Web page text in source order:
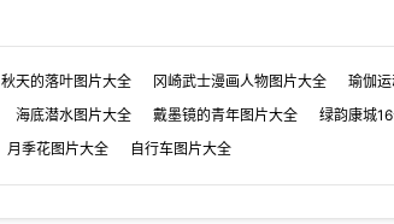
秋天的落叶图片大全 冈崎武士漫画人物图片大全 瑜伽
海底潜水图片大全 戴墨镜的青年图片大全 绿韵康城
月季花图片大全 自行车图片大全